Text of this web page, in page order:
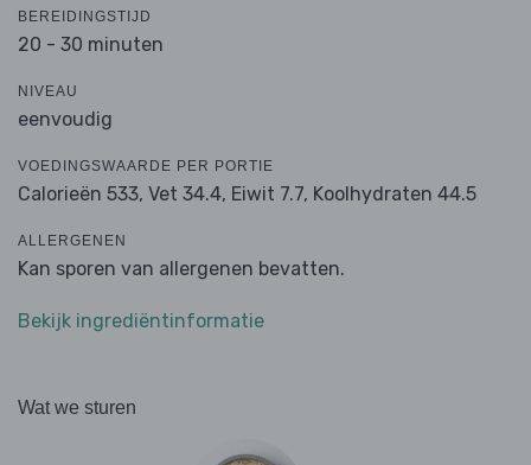
BEREIDINGSTIJD
20 - 30 minuten
NIVEAU
eenvoudig
VOEDINGSWAARDE PER PORTIE
Calorieën 533, Vet 34.4, Eiwit 7.7, Koolhydraten 44.5
ALLERGENEN
Kan sporen van allergenen bevatten.
Bekijk ingrediëntinformatie
Wat we sturen